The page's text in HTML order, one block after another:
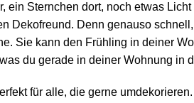
ein Sternchen dort, noch etwas
Dekofreund. Denn genauso
Sie kann den Frühling in deiner
du gerade in deiner Wohnung in
für alle, die gerne